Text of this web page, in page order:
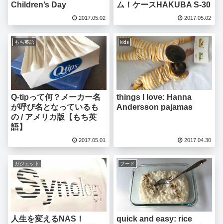
Children’s Day
2017.05.02
ム！ケースHAKUBA S-30
2017.05.02
もち英語
Q-tipって何？メーカー名
が呼び名となっているも
の / アメリカ版【もち英
語】
2017.05.01
kids
things I love: Hanna
Andersson pajamas
2017.04.30
ガジェット
人生を変えるNAS！
フード
quick and easy: rice